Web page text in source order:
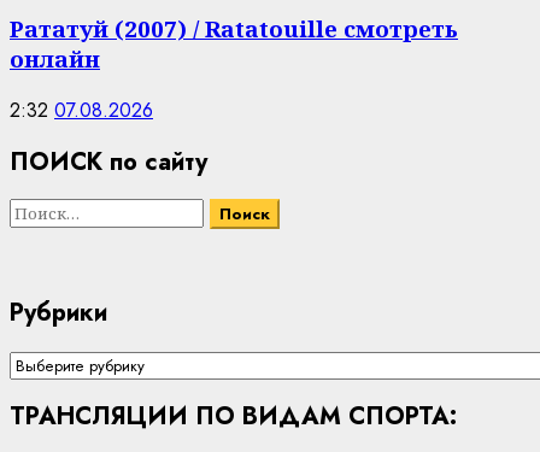
Рататуй (2007) / Ratatouille смотреть
онлайн
2:32 07.08.2026
ПОИСК по сайту
Найти:
Рубрики
Рубрики
ТРАНСЛЯЦИИ ПО ВИДАМ СПОРТА: